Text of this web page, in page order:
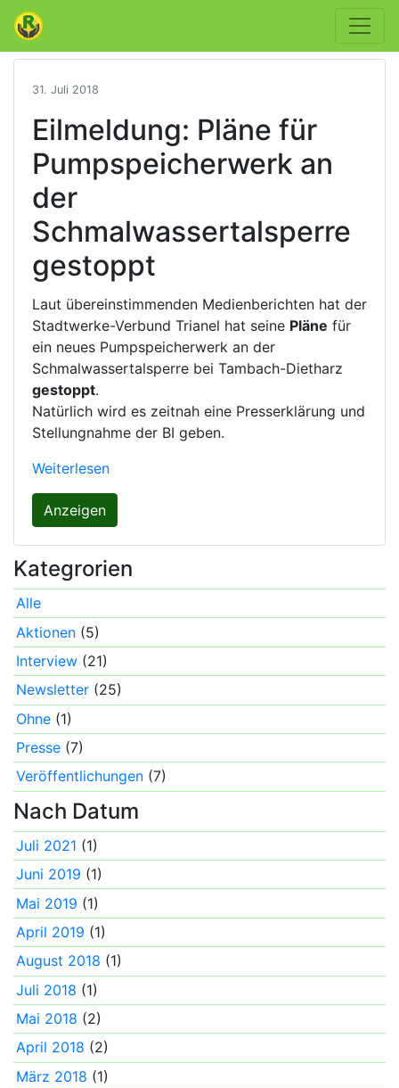
31. Juli 2018
Eilmeldung: Pläne für
Pumpspeicherwerk an
der
Schmalwassertalsperre
gestoppt
Laut übereinstimmenden Medienberichten hat der
Stadtwerke-Verbund Trianel hat seine Pläne für
ein neues Pumpspeicherwerk an der
Schmalwassertalsperre bei Tambach-Dietharz
gestoppt.
Natürlich wird es zeitnah eine Presserklärung und
Stellungnahme der BI geben.
Weiterlesen
Anzeigen
Kategrorien
Alle
Aktionen (5)
Interview (21)
Newsletter (25)
Ohne (1)
Presse (7)
Veröffentlichungen (7)
Nach Datum
Juli 2021 (1)
Juni 2019 (1)
Mai 2019 (1)
April 2019 (1)
August 2018 (1)
Juli 2018 (1)
Mai 2018 (2)
April 2018 (2)
März 2018 (1)